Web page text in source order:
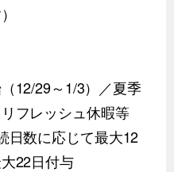
12/29～1/3）／夏季
フレッシュ休暇等
日数に応じて最大12
22日付与